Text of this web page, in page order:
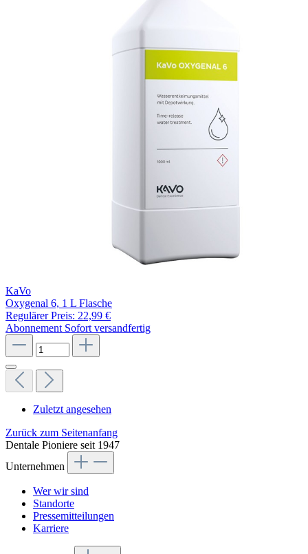
KaVo
Oxygenal 6, 1 L Flasche
Regulärer Preis: 22,99 €
Abonnement Sofort versandfertig
Zuletzt angesehen
Zurück zum Seitenanfang
Dentale Pioniere seit 1947
Unternehmen
Wer wir sind
Standorte
Pressemitteilungen
Karriere